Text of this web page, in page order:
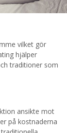
vilket gör
hjälper
traditioner som
ansikte mot
på kostnaderna